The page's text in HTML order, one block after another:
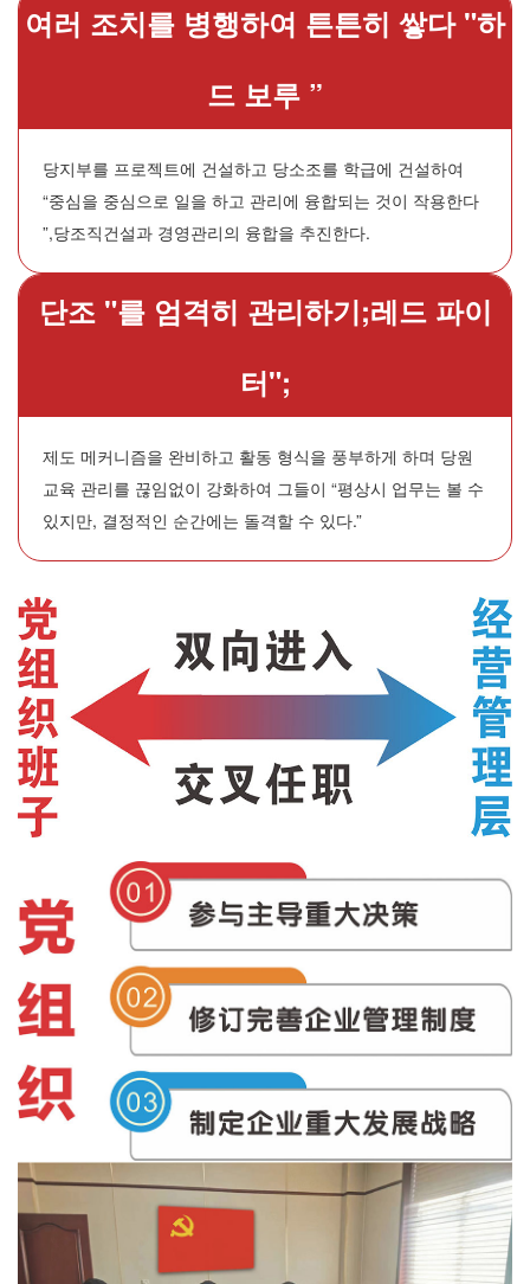
여러 조치를 병행하여 튼튼히 쌓다 "하
드 보루 ”
당지부를 프로젝트에 건설하고 당소조를 학급에 건설하여
“중심을 중심으로 일을 하고 관리에 융합되는 것이 작용한다
”,당조직건설과 경영관리의 융합을 추진한다.
단조 "를 엄격히 관리하기;레드 파이
터";
제도 메커니즘을 완비하고 활동 형식을 풍부하게 하며 당원
교육 관리를 끊임없이 강화하여 그들이 “평상시 업무는 볼 수
있지만, 결정적인 순간에는 돌격할 수 있다.”